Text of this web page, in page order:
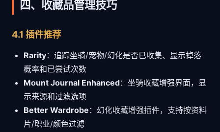
四、收藏品管理技巧
4.1 插件推荐
Rarity：追踪坐骑/宠物/幻化是否已收集、显示掉落
概率和已尝试次数
Mount Journal Enhanced：坐骑收藏增强界面，显
示来源和过滤选项
Better Wardrobe ：幻化收藏增强插件，支持按资料
片/职业/颜色过滤